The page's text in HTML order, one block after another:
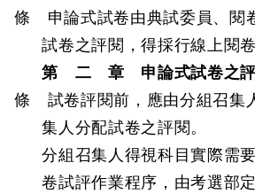
申論式試卷由典試委員、閱卷
試卷之評閱，得採行線上閱卷
第 二 章 申論式試卷之評
試卷評閱前，應由分組召集人
集人分配試卷之評閱。
分組召集人得視科目實際需
卷試評作業程序，由考選部定